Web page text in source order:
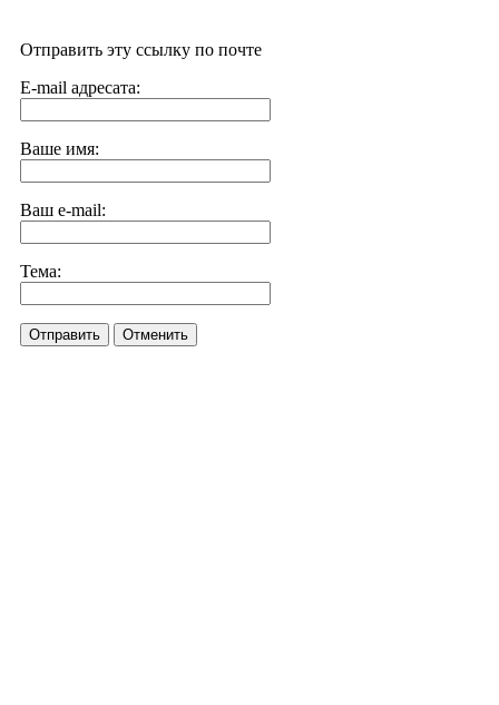
Отправить эту ссылку по почте
E-mail адресата:
Ваше имя:
Ваш e-mail:
Тема:
Отправить Отменить